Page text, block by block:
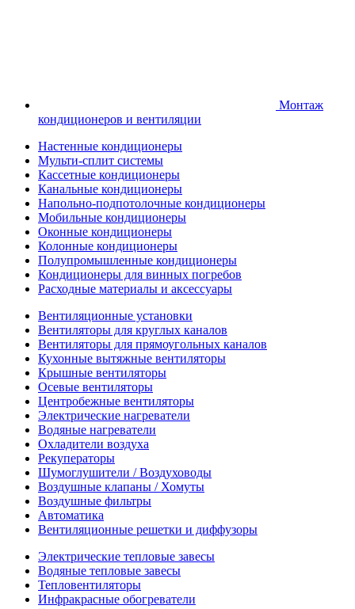
Монтаж
кондиционеров и вентиляции
Настенные кондиционеры
Мульти-сплит системы
Кассетные кондиционеры
Канальные кондиционеры
Напольно-подпотолочные кондиционеры
Мобильные кондиционеры
Оконные кондиционеры
Колонные кондиционеры
Полупромышленные кондиционеры
Кондиционеры для винных погребов
Расходные материалы и аксессуары
Вентиляционные установки
Вентиляторы для круглых каналов
Вентиляторы для прямоугольных каналов
Кухонные вытяжные вентиляторы
Крышные вентиляторы
Осевые вентиляторы
Центробежные вентиляторы
Электрические нагреватели
Водяные нагреватели
Охладители воздуха
Рекуператоры
Шумоглушители / Воздуховоды
Воздушные клапаны / Хомуты
Воздушные фильтры
Автоматика
Вентиляционные решетки и диффузоры
Электрические тепловые завесы
Водяные тепловые завесы
Тепловентиляторы
Инфракрасные обогреватели